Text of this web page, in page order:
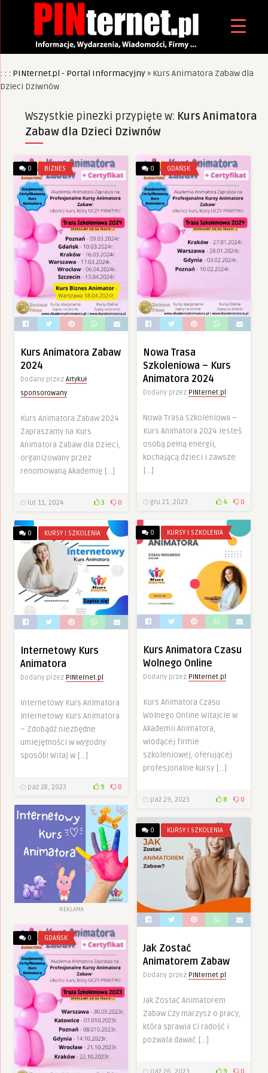
: : : PINternet.pl - Portal Informacyjny» Kurs Animatora Zabaw dla
Dzieci Dziwnów
Wszystkie pinezki przypięte w: Kurs Animatora
Zabaw dla Dzieci Dziwnów
0 BIZNES
Kurs Animatora Zabaw
2024
Dodany przez Artykuł
sponsorowany
Kurs Animatora Zabaw 2024
Zapraszamy na Kurs
Animatora Zabaw dla Dzieci,
organizowany przez
renomowaną Akademię […]
lut 11, 2024 3 0
0 GDAŃSK
Nowa Trasa
Szkoleniowa – Kurs
Animatora 2024
Dodany przez PINternet.pl
Nowa Trasa Szkoleniowa –
Kurs Animatora 2024 Jesteś
osobą pełną energii,
kochającą dzieci i zawsze
[…]
gru 21, 2023 4 0
0 KURSY I SZKOLENIA
Kurs Animatora Czasu
Wolnego Online
Dodany przez PINternet.pl
Kurs Animatora Czasu
Wolnego Online Witajcie w
Akademii Animatora,
wiodącej firmie
szkoleniowej, oferującej
profesjonalne kursy […]
paź 29, 2023 8 0
0 KURSY I SZKOLENIA
Internetowy Kurs
Animatora
Dodany przez PINternet.pl
Internetowy Kurs Animatora
Internetowy Kurs Animatora
– Zdobądź niezbędne
umiejętności w wygodny
sposób! Witaj w […]
paź 28, 2023 9 0
REKLAMA
0 KURSY I SZKOLENIA
Jak Zostać
Animatorem Zabaw
Dodany przez PINternet.pl
Jak Zostać Animatorem
Zabaw Czy marzysz o pracy,
która sprawia Ci radość i
pozwala dawać […]
0 GDAŃSK